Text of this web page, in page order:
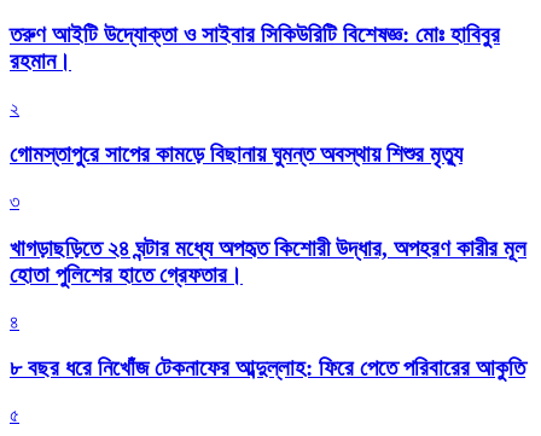
তরুণ আইটি উদ্যোক্তা ও সাইবার সিকিউরিটি বিশেষজ্ঞ: মোঃ হাবিবুর
রহমান।
২
গোমস্তাপুরে সাপের কামড়ে বিছানায় ঘুমন্ত অবস্থায় শিশুর মৃত্যু
৩
খাগড়াছড়িতে ২৪ ঘন্টার মধ্যে অপহৃত কিশোরী উদ্ধার, অপহরণ কারীর মূল
হোতা পুলিশের হাতে গ্রেফতার।
৪
৮ বছর ধরে নিখোঁজ টেকনাফের আব্দুল্লাহ: ফিরে পেতে পরিবারের আকুতি
৫